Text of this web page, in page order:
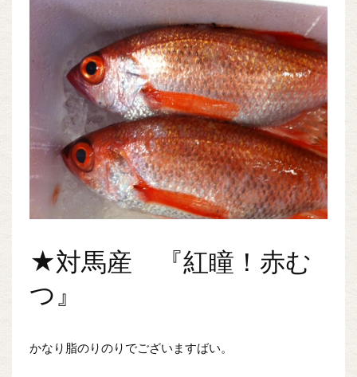
★対馬産 『紅瞳！赤む
つ』
かなり脂のりのりでございますばい。